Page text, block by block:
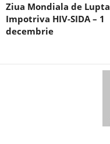
Ziua Mondiala de Lupta
Impotriva HIV-SIDA – 1
decembrie